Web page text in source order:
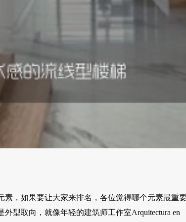
，如果要让大家来排名，各位觉得哪个元素最重
型取向，就像年轻的建筑师工作室Arquitectura en